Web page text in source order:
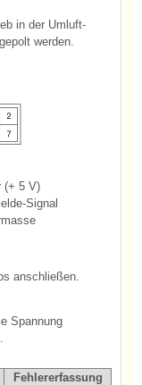
in der Umluft-
werden.
(+ 5 V)
Signal
anschließen.
Spannung
Fehlererfassung